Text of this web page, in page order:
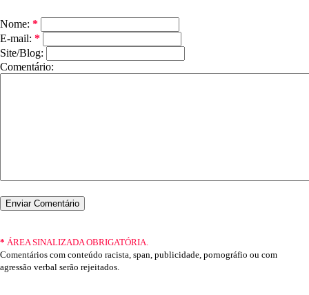
Nome: *
E-mail: *
Site/Blog:
Comentário:
* ÁREA SINALIZADA OBRIGATÓRIA.
Comentários com conteúdo racista, span, publicidade, pornográfio ou com
agressão verbal serão rejeitados.